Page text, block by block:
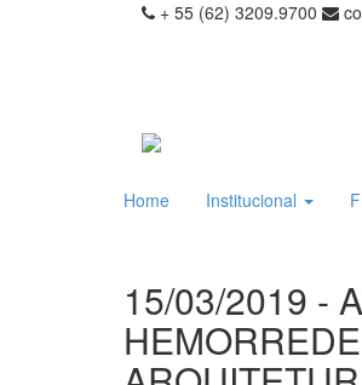
+ 55 (62) 3209.9700
Home Institucional
15/03/2019 -